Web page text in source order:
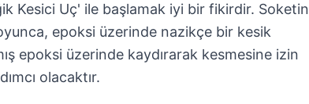
Kesici Uç' ile başlamak iyi bir fikirdir. Soketin
epoksi üzerinde nazikçe bir kesik
epoksi üzerinde kaydırarak kesmesine izin
olacaktır.